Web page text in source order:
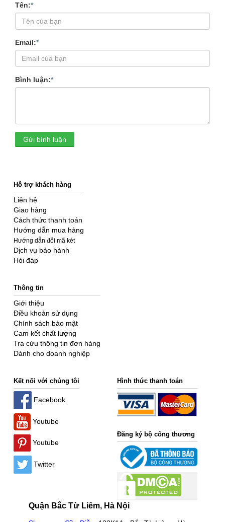
Tên:*
Email:*
Bình luận:*
Gửi bình luận
Hỗ trợ khách hàng
Liên hệ
Giao hàng
Cách thức thanh toán
Hướng dẫn mua hàng
Hướng dẫn đổi mã két
Dịch vụ bảo hành
Hỏi đáp
Thông tin
Giới thiệu
Điều khoản sử dụng
Chính sách bảo mật
Cam kết chất lượng
Tra cứu thông tin đơn hàng
Dành cho doanh nghiệp
Kết nối với chúng tôi
Facebook
Youtube
Youtube
Twitter
Hình thức thanh toán
Đăng ký bộ công thương
Quận Bắc Từ Liêm, Hà Nội